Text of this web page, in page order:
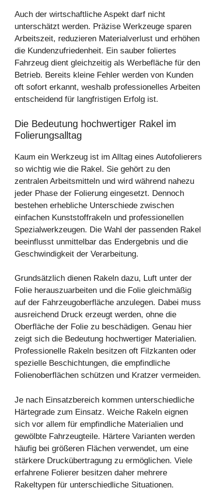
Auch der wirtschaftliche Aspekt darf nicht
unterschätzt werden. Präzise Werkzeuge sparen
Arbeitszeit, reduzieren Materialverlust und erhöhen
die Kundenzufriedenheit. Ein sauber foliertes
Fahrzeug dient gleichzeitig als Werbefläche für den
Betrieb. Bereits kleine Fehler werden von Kunden
oft sofort erkannt, weshalb professionelles Arbeiten
entscheidend für langfristigen Erfolg ist.
Die Bedeutung hochwertiger Rakel im
Folierungsalltag
Kaum ein Werkzeug ist im Alltag eines Autofolierers
so wichtig wie die Rakel. Sie gehört zu den
zentralen Arbeitsmitteln und wird während nahezu
jeder Phase der Folierung eingesetzt. Dennoch
bestehen erhebliche Unterschiede zwischen
einfachen Kunststoffrakeln und professionellen
Spezialwerkzeugen. Die Wahl der passenden Rakel
beeinflusst unmittelbar das Endergebnis und die
Geschwindigkeit der Verarbeitung.
Grundsätzlich dienen Rakeln dazu, Luft unter der
Folie herauszuarbeiten und die Folie gleichmäßig
auf der Fahrzeugoberfläche anzulegen. Dabei muss
ausreichend Druck erzeugt werden, ohne die
Oberfläche der Folie zu beschädigen. Genau hier
zeigt sich die Bedeutung hochwertiger Materialien.
Professionelle Rakeln besitzen oft Filzkanten oder
spezielle Beschichtungen, die empfindliche
Folienoberflächen schützen und Kratzer vermeiden.
Je nach Einsatzbereich kommen unterschiedliche
Härtegrade zum Einsatz. Weiche Rakeln eignen
sich vor allem für empfindliche Materialien und
gewölbte Fahrzeugteile. Härtere Varianten werden
häufig bei größeren Flächen verwendet, um eine
stärkere Druckübertragung zu ermöglichen. Viele
erfahrene Folierer besitzen daher mehrere
Rakeltypen für unterschiedliche Situationen.